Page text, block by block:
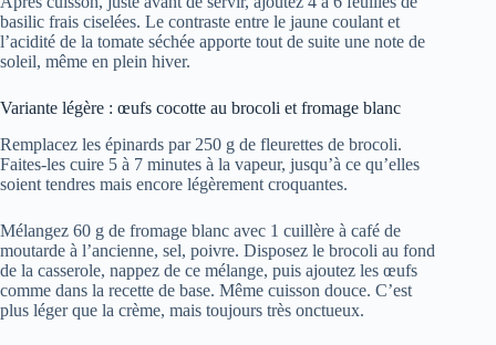
basilic frais ciselées. Le contraste entre le jaune coulant et
l’acidité de la tomate séchée apporte tout de suite une note de
soleil, même en plein hiver.
Variante légère : œufs cocotte au brocoli et fromage blanc
Remplacez les épinards par 250 g de fleurettes de brocoli.
Faites-les cuire 5 à 7 minutes à la vapeur, jusqu’à ce qu’elles
soient tendres mais encore légèrement croquantes.
Mélangez 60 g de fromage blanc avec 1 cuillère à café de
moutarde à l’ancienne, sel, poivre. Disposez le brocoli au fond
de la casserole, nappez de ce mélange, puis ajoutez les œufs
comme dans la recette de base. Même cuisson douce. C’est
plus léger que la crème, mais toujours très onctueux.